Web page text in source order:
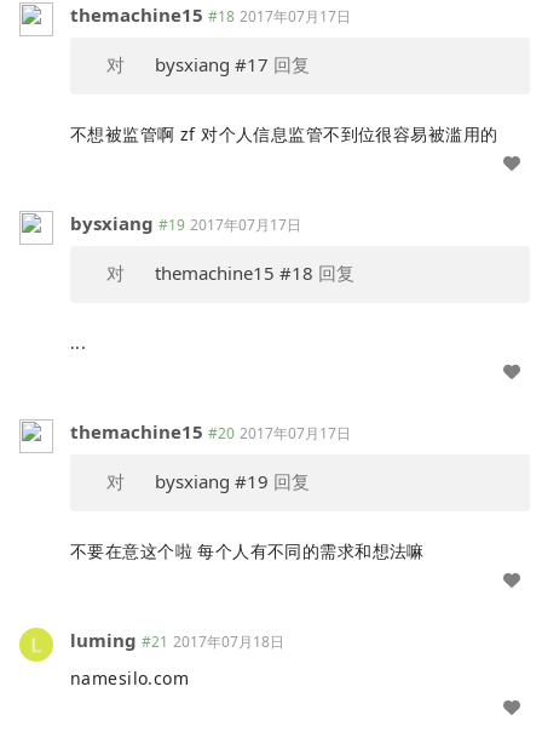
themachine15 #18 2017年07月17日
对 bysxiang #17 回复
不想被监管啊 zf 对个人信息监管不到位很容易被滥用的
bysxiang #19 2017年07月17日
对 themachine15 #18 回复
...
themachine15 #20 2017年07月17日
对 bysxiang #19 回复
不要在意这个啦 每个人有不同的需求和想法嘛
luming #21 2017年07月18日
namesilo.com